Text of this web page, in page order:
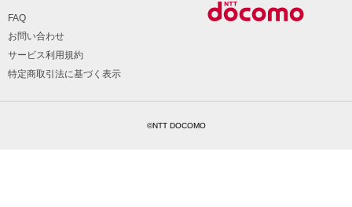
FAQ
お問い合わせ
サービス利用規約
特定商取引法に基づく表示
©NTT DOCOMO